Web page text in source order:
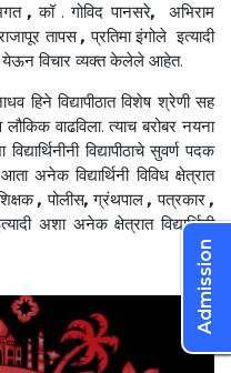
Admission
,कॉ . गोविद पानसरे,अभिराम
तापस,प्रतिमा इंगोले इत्यादी
येऊन विचार व्यक्त केलेले आहेत.
हिने विद्यापीठात विशेष श्रेणी सह
वाढविला. त्याच बरोबर नयना
विद्यापीठाचे सुवर्ण पदक
अनेक विद्यार्थिनी विविध क्षेत्रात
,पोलीस,ग्रंथपाल,पत्रकार,
अशा अनेक क्षेत्रात विद्यार्थिनी